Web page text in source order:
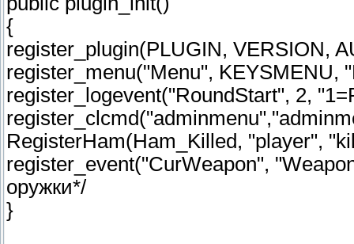
{
register_plugin(PLUGIN, VERSION,
register_menu("Menu",
register_logevent("RoundStart", 2,
RegisterHam(Ham_Killed, "player",
register_event("CurWeapon",
оружки*/
}